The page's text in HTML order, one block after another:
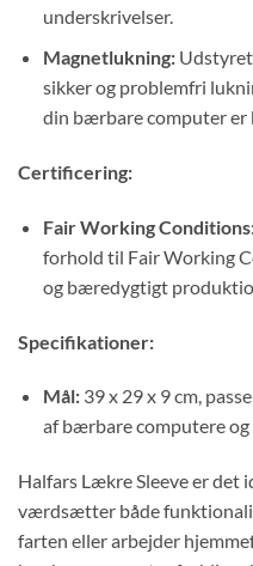
underskrivelser.
Magnetlukning:Udstyret
sikker og problemfri
din bærbare computer er
Certificering:
Fair Working
forhold til Fair Working
og bæredygtigt
Specifikationer:
Mål:39 x 29 x 9 cm,
af bærbare computere
Halfars Lækre Sleeve er det
værdsætter både
farten eller arbejder